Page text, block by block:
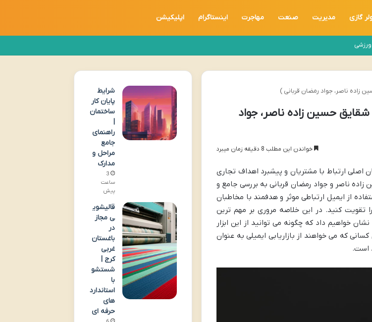
گازی مدیریت صنعت مهاجرت اینستاگرام اپلیکیشن
ورزشی
زاده ناصر، جواد رمضان قربانی )
شقایق حسین زاده ناصر، جواد
خواندن این مطلب 8 دقیقه زمان میبرد
اصلی ارتباط با مشتریان و پیشبرد اهداف تجاری
ناصر و جواد رمضان قربانی به بررسی جامع و
از ایمیل ارتباطی موثر و هدفمند با مخاطبان
تقویت کنید. در این خلاصه مروری بر مهم ترین
خواهیم داد که چگونه می توانید از این ابزار
که می خواهند از بازاریابی ایمیلی به عنوان
است.
شرایط
پایان کار
ساختمان
|
راهنمای
جامع
مراحل و
مدارک
3
ساعت
پیش
قالیشوی
ی مجاز
در
باغستان
غربی
کرج |
شستشو
با
استاندارد
های
حرفه ای